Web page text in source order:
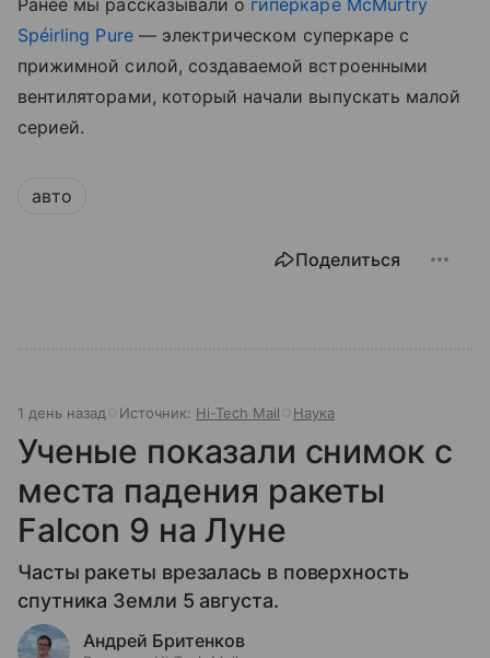
Spéirling Pure— электрическом суперкаре с
прижимной силой, создаваемой встроенными
вентиляторами, который начали выпускать малой
серией.
авто
Поделиться
1 день назад Источник: Hi-Tech Mail Наука
Ученые показали снимок с
места падения ракеты
Falcon 9 на Луне
Часты ракеты врезалась в поверхность
спутника Земли 5 августа.
Андрей Бритенков